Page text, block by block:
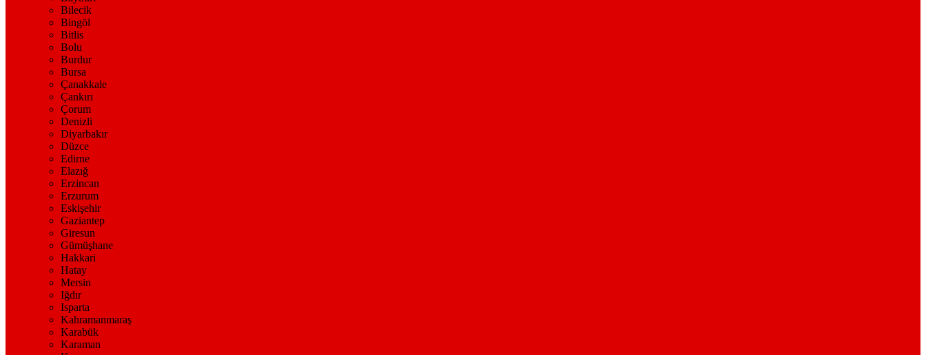
Bilecik
Bingöl
Bitlis
Bolu
Burdur
Bursa
Çanakkale
Çankırı
Çorum
Denizli
Diyarbakır
Düzce
Edirne
Elazığ
Erzincan
Erzurum
Eskişehir
Gaziantep
Giresun
Gümüşhane
Hakkari
Hatay
Mersin
Iğdır
Isparta
Kahramanmaraş
Karabük
Karaman